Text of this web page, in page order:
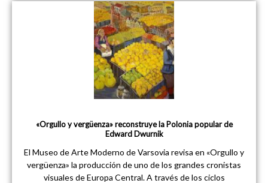
«Orgullo y vergüenza» reconstruye la Polonia popular de
Edward Dwurnik
El Museo de Arte Moderno de Varsovia revisa en «Orgullo y
vergüenza» la producción de uno de los grandes cronistas
visuales de Europa Central. A través de los ciclos